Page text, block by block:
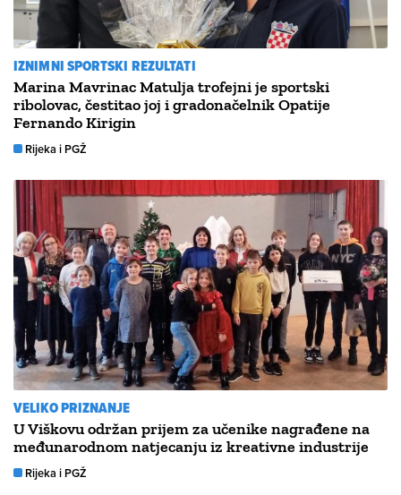
IZNIMNI SPORTSKI REZULTATI
Marina Mavrinac Matulja trofejni je sportski
ribolovac, čestitao joj i gradonačelnik Opatije
Fernando Kirigin
Rijeka i PGŽ
VELIKO PRIZNANJE
U Viškovu održan prijem za učenike nagrađene na
međunarodnom natjecanju iz kreativne industrije
Rijeka i PGŽ